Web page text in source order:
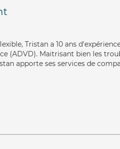
Tristan a 10 ans
(ADVD). Maitrisant bien les
apporte ses services de